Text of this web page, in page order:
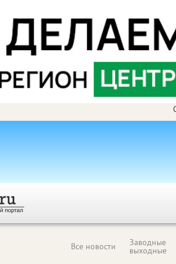
Все новости Заводные
выходные